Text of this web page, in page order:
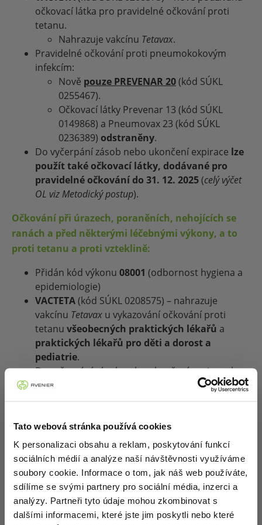
Tato webová stránka používá cookies
K personalizaci obsahu a reklam, poskytování funkcí
sociálních médií a analýze naší návštěvnosti využíváme
soubory cookie. Informace o tom, jak náš web používáte,
sdílíme se svými partnery pro sociální média, inzerci a
analýzy. Partneři tyto údaje mohou zkombinovat s
dalšími informacemi, které jste jim poskytli nebo které
očkovací látka pro pravidelné očkování proti
tetanu.
Nahrazuje vakcínu Tetavax.
Pravidelné očkování proti pneumokokovým
infekcím:
Nově pouze PREVENAR 20(kód SÚKL
0255467).
Očkovací látky Prevenar 13 (kód SÚKL
0149868) a Pneumovax 23 (kód SÚKL
0236389) odstraněny.
Do vyčerpání zásob nebo ukončení expirace lze
použít také očkovací látky, dodávané pro
pravidelné očkování do 31. 12. 2025(celý výčet
OL viz Metodický postup).
Očkování při úrazech, poraněních, nehojících se
ranách a před některými léčebnými výkony, a to
proti tetanu a proti vzteklině:
Přidán kód výkonu 08001 (odbornost hygiena a
epidemiologie)
VACTETA(kód SÚKL 0208575) – nahrazuje
vakcínu Tetavax u vykazování očkování proti
tetanu všeobecných praktických lékařů a
praktických lékařů pro děti a dorost a
pediatrie.
Do vyčerpání zásob nebo ukončení expirace lze
použít také
(kódy SÚKL 0083443
Nepovinné očkování:
Očkování proti chřipce:
Odstraněny očkovací látky INFLUVAC TETRA
(kód SÚKL 0265673) a EFLUELDA TETRA
(kód SÚKL 0278989 a 0280509)
Očkování proti pneumokokové infekci u kojenců:
VAXNEUVANCE: Změna úhrady z 1 712,30